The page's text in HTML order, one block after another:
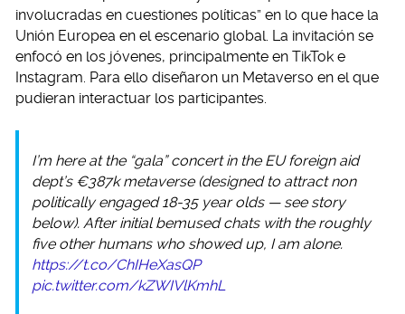
involucradas en cuestiones políticas” en lo que hace la
Unión Europea en el escenario global. La invitación se
enfocó en los jóvenes, principalmente en TikTok e
Instagram. Para ello diseñaron un Metaverso en el que
pudieran interactuar los participantes.
I’m here at the “gala” concert in the EU foreign aid
dept’s €387k metaverse (designed to attract non
politically engaged 18-35 year olds — see story
below). After initial bemused chats with the roughly
five other humans who showed up, I am alone.
https://t.co/ChIHeXasQP
pic.twitter.com/kZWIVlKmhL